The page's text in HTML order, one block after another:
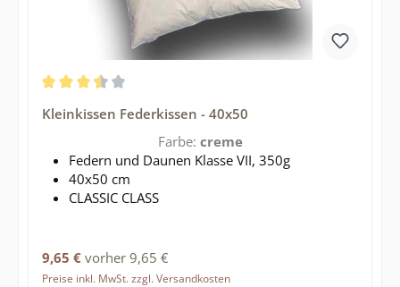
Kleinkissen Federkissen - 40x50
Farbe: creme
Federn und Daunen Klasse VII, 350g
40x50 cm
CLASSIC CLASS
Regulärer Preis:
9,65 € vorher 9,65 €
Preise inkl. MwSt. zzgl. Versandkosten